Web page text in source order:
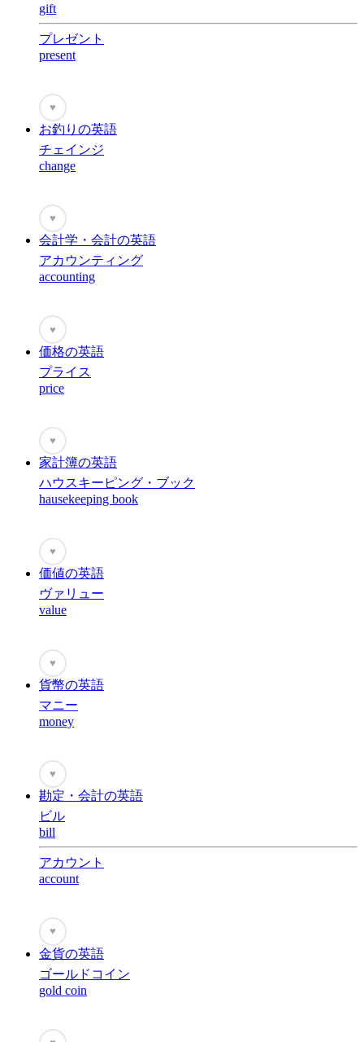
gift
プレゼント
present
♥
お釣りの英語
チェインジ
change
♥
会計学・会計の英語
アカウンティング
accounting
♥
価格の英語
プライス
price
♥
家計簿の英語
ハウスキーピング・ブック
hausekeeping book
♥
価値の英語
ヴァリュー
value
♥
貨幣の英語
マニー
money
♥
勘定・会計の英語
ビル
bill
アカウント
account
♥
金貨の英語
ゴールドコイン
gold coin